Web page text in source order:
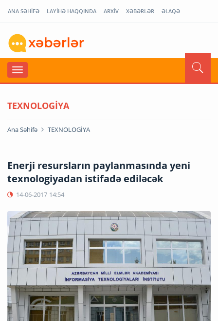
ANA SƏHİFƏ LAYİHƏ HAQQINDA ARXİV XƏBƏRLƏR ƏLAQƏ
TEXNOLOGİYA
Ana Səhifə TEXNOLOGİYA
Enerji resursların paylanmasında yeni
texnologiyadan istifadə ediləcək
14-06-2017 14:54